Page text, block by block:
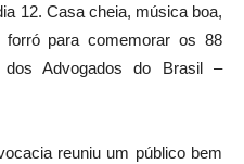
12. Casa cheia, música boa,
para comemorar os 88
Advogados do Brasil –
reuniu um público bem